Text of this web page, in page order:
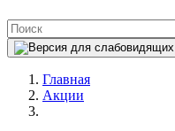
Главная
Акции